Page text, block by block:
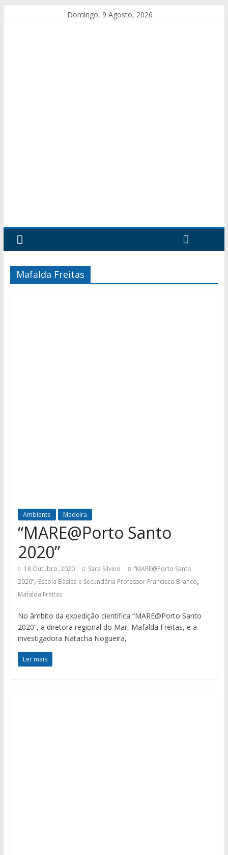
Domingo, 9 Agosto, 2026
Mafalda Freitas
Ambiente Madeira
“MARE@Porto Santo
2020”
18 Outubro, 2020 Sara Silvino
“MARE@Porto Santo
2020”, Escola Básica e Secundária Professor Francisco Branco,
Mafalda Freitas
No âmbito da expedição científica “MARE@Porto Santo
2020”, a diretora regional do Mar, Mafalda Freitas, e a
investigadora Natacha Nogueira,
Ler mais